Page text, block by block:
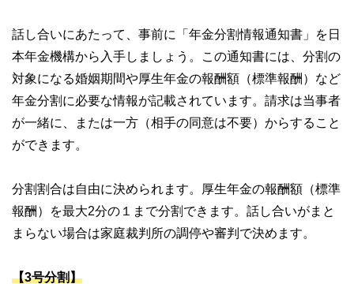
話し合いにあたって、事前に「年金分割情報通知書」を日
本年金機構から入手しましょう。この通知書には、分割の
対象になる婚姻期間や厚生年金の報酬額（標準報酬）など
年金分割に必要な情報が記載されています。請求は当事者
が一緒に、または一方（相手の同意は不要）からすること
ができます。
分割割合は自由に決められます。厚生年金の報酬額（標準
報酬）を最大2分の１まで分割できます。話し合いがまと
まらない場合は家庭裁判所の調停や審判で決めます。
【3号分割】